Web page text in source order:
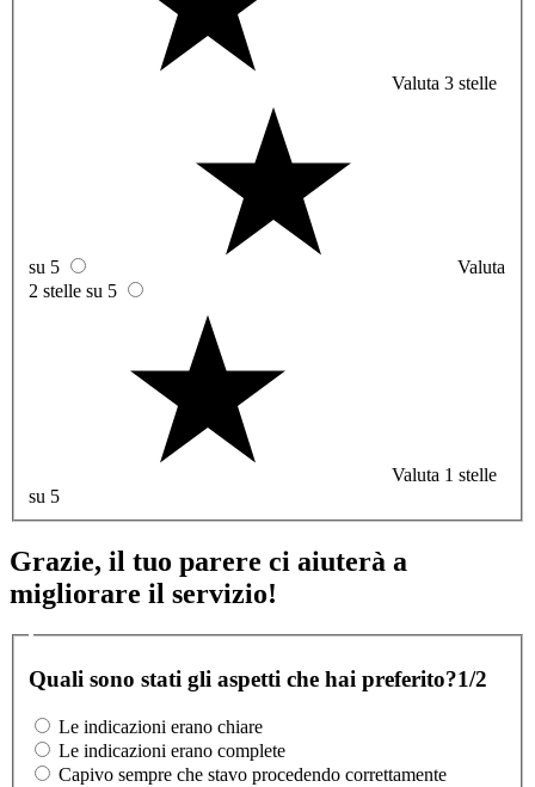
Valuta 3 stelle
su 5
Valuta
2 stelle su 5
Valuta 1 stelle
su 5
Grazie, il tuo parere ci aiuterà a
migliorare il servizio!
Quali sono stati gli aspetti che hai preferito?1/2
Le indicazioni erano chiare
Le indicazioni erano complete
Capivo sempre che stavo procedendo correttamente